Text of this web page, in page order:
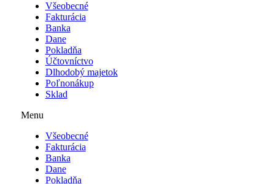
Všeobecné
Fakturácia
Banka
Dane
Pokladňa
Účtovníctvo
Dlhodobý majetok
Poľnonákup
Sklad
Menu
Všeobecné
Fakturácia
Banka
Dane
Pokladňa